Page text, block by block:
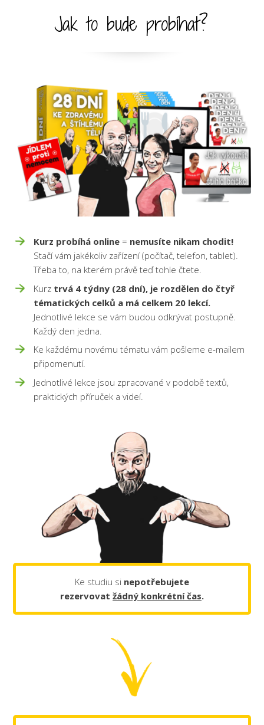
Jak to bude probíhat?
Kurz probíhá online = nemusíte nikam chodit!
Stačí vám jakékoliv zařízení (počítač, telefon, tablet).
Třeba to, na kterém právě teď tohle čtete.
Kurz trvá 4 týdny (28 dní), je rozdělen do čtyř
tématických celků a má celkem 20 lekcí.
Jednotlivé lekce se vám budou odkrývat postupně.
Každý den jedna.
Ke každému novému tématu vám pošleme e-mailem
připomenutí.
Jednotlivé lekce jsou zpracované v podobě textů,
praktických příruček a videí.
Ke studiu si nepotřebujete
rezervovat žádný konkrétní čas.